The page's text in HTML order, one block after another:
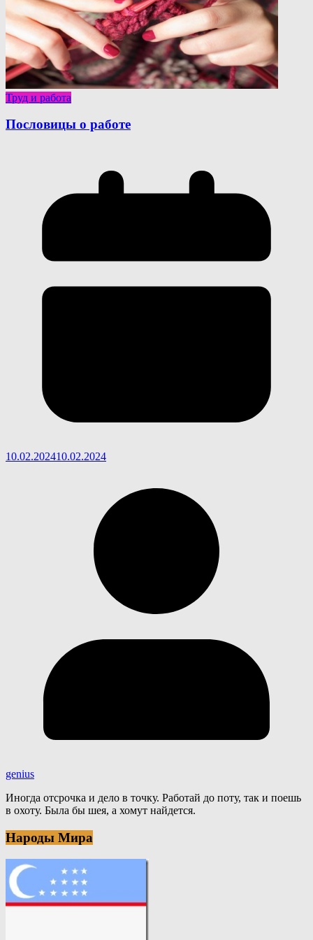
Труд и работа
Пословицы о работе
10.02.202410.02.2024
genius
Иногда отсрочка и дело в точку. Работай до поту, так и поешь
в охоту. Была бы шея, а хомут найдется.
Народы Мира